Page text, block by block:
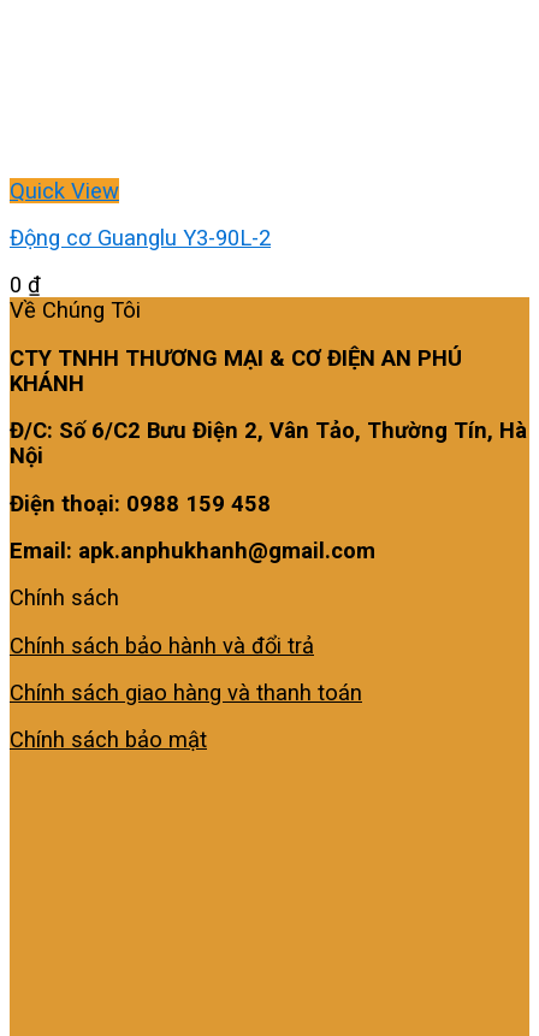
Quick View
Động cơ Guanglu Y3-90L-2
0 ₫
Về Chúng Tôi
CTY TNHH THƯƠNG MẠI & CƠ ĐIỆN AN PHÚ
KHÁNH
Đ/C: Số 6/C2 Bưu Điện 2, Vân Tảo, Thường Tín, Hà
Nội
Điện thoại: 0988 159 458
Email: apk.anphukhanh@gmail.com
Chính sách
Chính sách bảo hành và đổi trả
Chính sách giao hàng và thanh toán
Chính sách bảo mật